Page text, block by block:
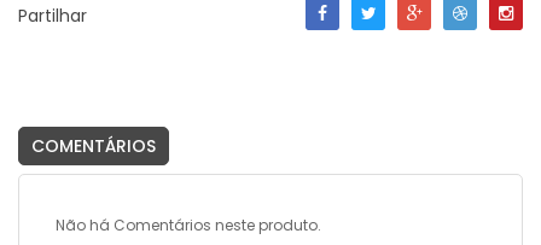
Partilhar
COMENTÁRIOS
Não há Comentários neste produto.